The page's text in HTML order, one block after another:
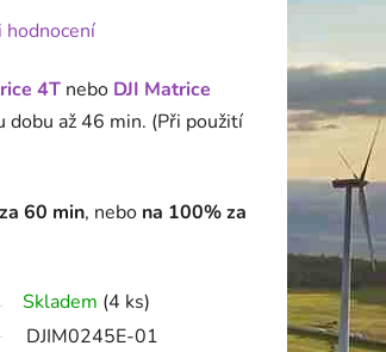
hodnocení
4T nebo DJI Matrice
až 46 min. (Při použití
60 min, nebo na 100% za
Skladem (4 ks)
DJIM0245E-01